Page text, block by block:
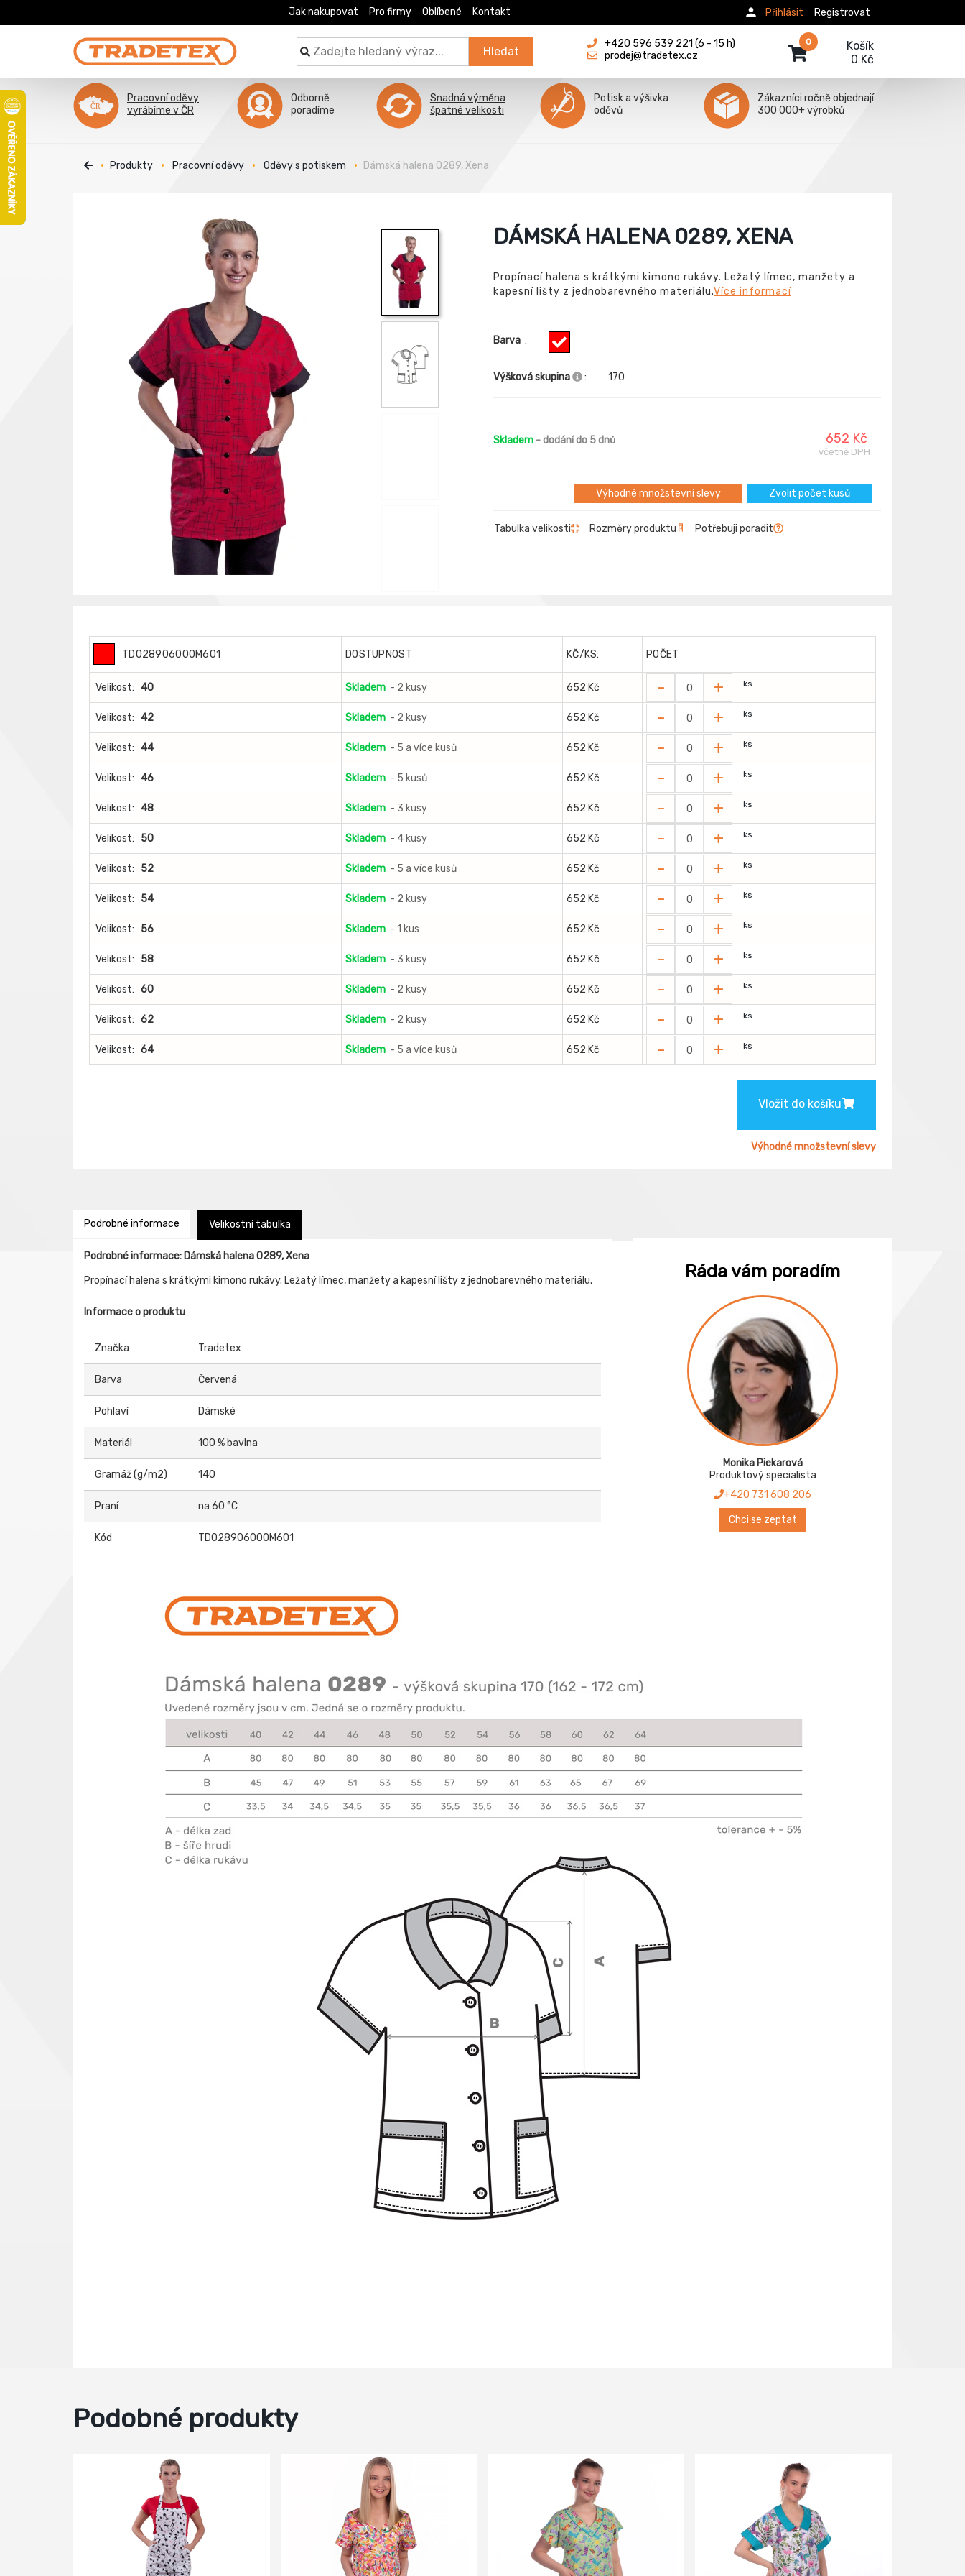
Jak nakupovat Pro firmy Oblíbené Kontakt Registrovat
Přihlásit
Hledat
+420 596 539 221 (6 - 15 h)
prodej@tradetex.cz
Košík
0 Kč
0
Pracovní oděvy
vyrábíme v ČR
Odborně
poradíme
Snadná výměna
špatné velikosti
Potisk a výšivka
oděvů
Zákazníci ročně objednají
300 000+ výrobků
Produkty Pracovní oděvy Oděvy s potiskem Dámská halena 0289, Xena
DÁMSKÁ HALENA 0289, XENA
Propínací halena s krátkými kimono rukávy. Ležatý límec, manžety a
kapesní lišty z jednobarevného materiálu.Více informací
Barva :
Výšková skupina : 170
Skladem - dodání do 5 dnů 652 Kč
včetně DPH
Výhodné množstevní slevy Zvolit počet kusů
Tabulka velikosti Rozměry produktu Potřebuji poradit
TD028906000M601 DOSTUPNOST KČ/KS: POČET
Velikost: 40 Skladem - 2 kusy 652 Kč - + ks
Velikost: 42 Skladem - 2 kusy 652 Kč - + ks
Velikost: 44 Skladem - 5 a více kusů 652 Kč - + ks
Velikost: 46 Skladem - 5 kusů 652 Kč - + ks
Velikost: 48 Skladem - 3 kusy 652 Kč - + ks
Velikost: 50 Skladem - 4 kusy 652 Kč - + ks
Velikost: 52 Skladem - 5 a více kusů 652 Kč - + ks
Velikost: 54 Skladem - 2 kusy 652 Kč - + ks
Velikost: 56 Skladem - 1 kus 652 Kč - + ks
Velikost: 58 Skladem - 3 kusy 652 Kč - + ks
Velikost: 60 Skladem - 2 kusy 652 Kč - + ks
Velikost: 62 Skladem - 2 kusy 652 Kč - + ks
Velikost: 64 Skladem - 5 a více kusů 652 Kč - + ks
Vložit do košíku
Výhodné množstevní slevy
Podrobné informace Velikostní tabulka
Podrobné informace: Dámská halena 0289, Xena
Propínací halena s krátkými kimono rukávy. Ležatý límec, manžety a kapesní lišty z jednobarevného materiálu.
Informace o produktu
Značka Tradetex
Barva Červená
Pohlaví Dámské
Materiál 100 % bavlna
Gramáž (g/m2) 140
Praní na 60 °C
Kód TD028906000M601
Ráda vám poradím
Monika Piekarová
Produktový specialista
+420 731 608 206
Chci se zeptat
Podobné produkty